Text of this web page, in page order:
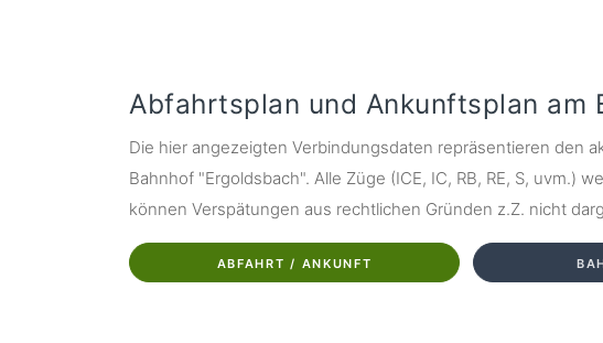
Abfahrtsplan und Ankunftsplan am
Die hier angezeigten Verbindungsdaten repräsentieren den
Bahnhof "Ergoldsbach". Alle Züge (ICE, IC, RB, RE, S, uvm.)
können Verspätungen aus rechtlichen Gründen z.Z. nicht
ABFAHRT / ANKUNFT